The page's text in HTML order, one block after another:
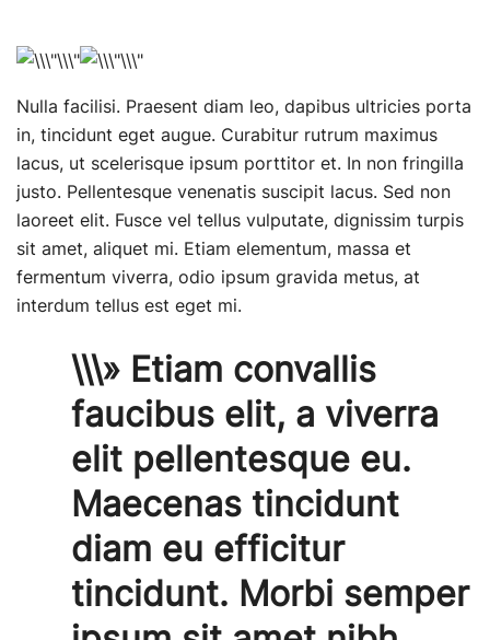
Nulla facilisi. Praesent diam leo, dapibus ultricies porta
in, tincidunt eget augue. Curabitur rutrum maximus
lacus, ut scelerisque ipsum porttitor et. In non fringilla
justo. Pellentesque venenatis suscipit lacus. Sed non
laoreet elit. Fusce vel tellus vulputate, dignissim turpis
sit amet, aliquet mi. Etiam elementum, massa et
fermentum viverra, odio ipsum gravida metus, at
interdum tellus est eget mi.
\\\» Etiam convallis
faucibus elit, a viverra
elit pellentesque eu.
Maecenas tincidunt
diam eu efficitur
tincidunt. Morbi semper